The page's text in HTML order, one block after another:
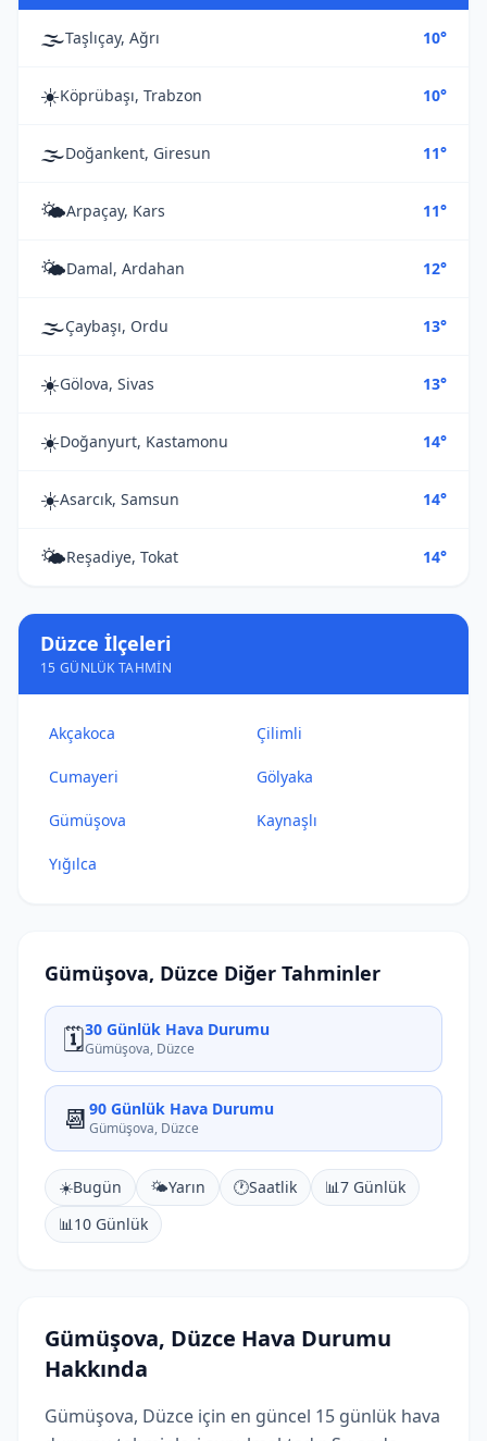
🌫️Taşlıçay, Ağrı 10°
☀️Köprübaşı, Trabzon 10°
🌫️Doğankent, Giresun 11°
🌤️Arpaçay, Kars 11°
🌤️Damal, Ardahan 12°
🌫️Çaybaşı, Ordu 13°
☀️Gölova, Sivas 13°
☀️Doğanyurt, Kastamonu 14°
☀️Asarcık, Samsun 14°
🌤️Reşadiye, Tokat 14°
Düzce İlçeleri
15 GÜNLÜK TAHMIN
Akçakoca Çilimli
Cumayeri Gölyaka
Gümüşova Kaynaşlı
Yığılca
Gümüşova, Düzce Diğer Tahminler
🗓️30 Günlük Hava Durumu
Gümüşova, Düzce
📆 90 Günlük Hava Durumu
Gümüşova, Düzce
☀️Bugün 🌤️Yarın 🕐Saatlik 📊7 Günlük
📊10 Günlük
Gümüşova, Düzce Hava Durumu
Hakkında
Gümüşova, Düzce için en güncel 15 günlük hava